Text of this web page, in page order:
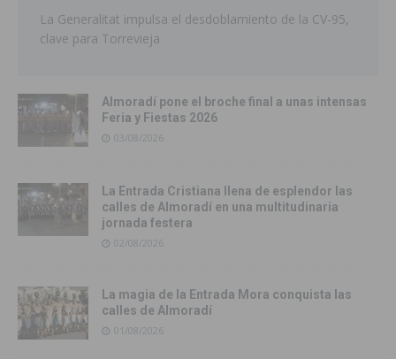
La Generalitat impulsa el desdoblamiento de la CV-95,
clave para Torrevieja
Almoradí pone el broche final a unas intensas
Feria y Fiestas 2026
03/08/2026
La Entrada Cristiana llena de esplendor las
calles de Almoradí en una multitudinaria
jornada festera
02/08/2026
La magia de la Entrada Mora conquista las
calles de Almoradí
01/08/2026